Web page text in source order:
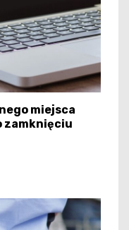
miejsca
zamknięciu